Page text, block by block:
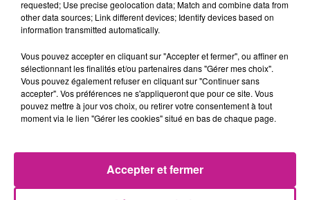
9h23
9h23
MARIAH CAREY
Fantazy
9h19
9h19
BRUNO MARS
I Just Might
9h12
9h12
DAFT PUNK
Get Lucky
requested; Use precise geolocation data; Match and combine data from
other data sources; Link different devices; Identify devices based on
information transmitted automatically.
Vous pouvez accepter en cliquant sur "Accepter et fermer", ou affiner en
sélectionnant les finalités et/ou partenaires dans "Gérer mes choix".
Vous pouvez également refuser en cliquant sur "Continuer sans
accepter". Vos préférences ne s'appliqueront que pour ce site. Vous
pouvez mettre à jour vos choix, ou retirer votre consentement à tout
moment via le lien "Gérer les cookies" situé en bas de chaque page.
Accepter et fermer